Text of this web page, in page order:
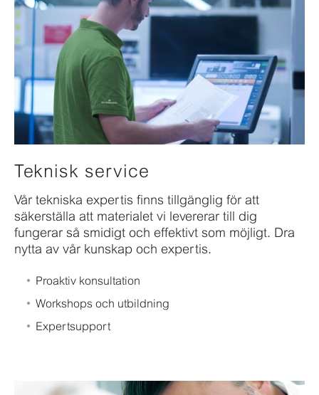
Teknisk service
Vår tekniska expertis finns tillgänglig för att
säkerställa att materialet vi levererar till dig
fungerar så smidigt och effektivt som möjligt. Dra
nytta av vår kunskap och expertis.
Proaktiv konsultation
Workshops och utbildning
Expertsupport